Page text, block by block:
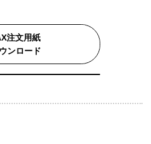
注文用紙
ンロード